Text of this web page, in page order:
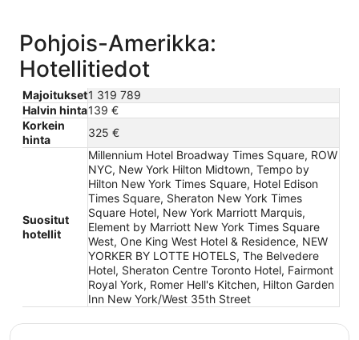
Pohjois-Amerikka:
Hotellitiedot
Majoitukset1 319 789
Halvin hinta139 €
Korkein
hinta
325 €
Suositut
hotellit
Millennium Hotel Broadway Times Square, ROW
NYC, New York Hilton Midtown, Tempo by
Hilton New York Times Square, Hotel Edison
Times Square, Sheraton New York Times
Square Hotel, New York Marriott Marquis,
Element by Marriott New York Times Square
West, One King West Hotel & Residence, NEW
YORKER BY LOTTE HOTELS, The Belvedere
Hotel, Sheraton Centre Toronto Hotel, Fairmont
Royal York, Romer Hell's Kitchen, Hilton Garden
Inn New York/West 35th Street